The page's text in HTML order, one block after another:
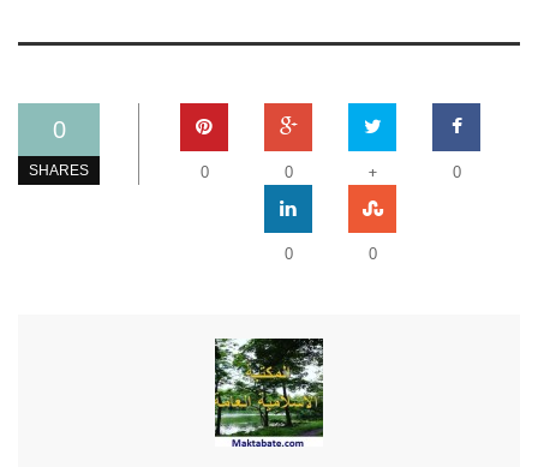
0
SHARES 0
+
0
0
0
0